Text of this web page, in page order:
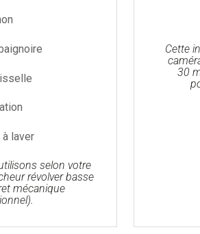
laver
selon votre
révolver basse
mécanique
Cette
30